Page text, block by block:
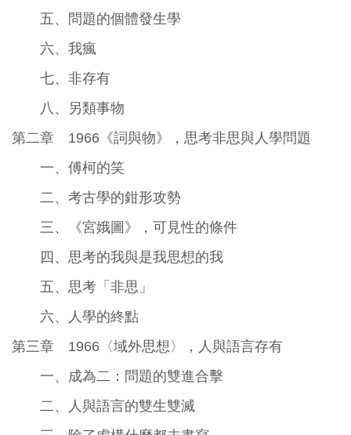
五、問題的個體發生學
六、我瘋
七、非存有
八、另類事物
第二章 1966《詞與物》，思考非思與人學問題
一、傅柯的笑
二、考古學的鉗形攻勢
三、《宮娥圖》，可見性的條件
四、思考的我與是我思想的我
五、思考「非思」
六、人學的終點
第三章 1966〈域外思想〉，人與語言存有
一、成為二：問題的雙進合擊
二、人與語言的雙生雙滅